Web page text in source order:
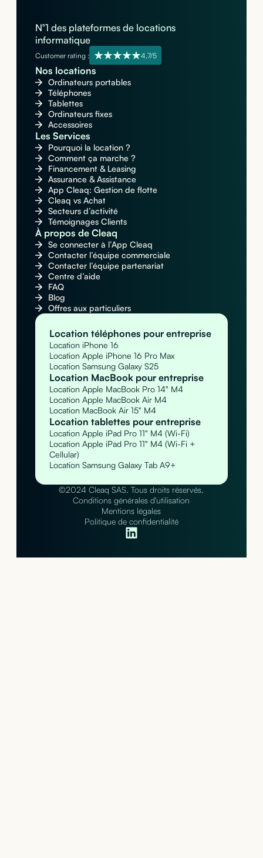
N°1 des plateformes de locations
informatique
Customer rating : 4,7/5
Nos locations
Ordinateurs portables
Téléphones
Tablettes
Ordinateurs fixes
Accessoires
Les Services
Pourquoi la location ?
Comment ça marche ?
Financement & Leasing
Assurance & Assistance
App Cleaq: Gestion de flotte
Cleaq vs Achat
Secteurs d’activité
Témoignages Clients
À propos de Cleaq
Se connecter à l’App Cleaq
Contacter l’équipe commerciale
Contacter l’équipe partenariat
Centre d’aide
FAQ
Blog
Offres aux particuliers
Location téléphones pour entreprise
Location iPhone 16
Location Apple iPhone 16 Pro Max
Location Samsung Galaxy S25
Location MacBook pour entreprise
Location Apple MacBook Pro 14" M4
Location Apple MacBook Air M4
Location MacBook Air 15" M4
Location tablettes pour entreprise
Location Apple iPad Pro 11" M4 (Wi-Fi)
Location Apple iPad Pro 11" M4 (Wi-Fi +
Cellular)
Location Samsung Galaxy Tab A9+
©2024 Cleaq SAS. Tous droits réservés.
Conditions générales d'utilisation
Mentions légales
Politique de confidentialité